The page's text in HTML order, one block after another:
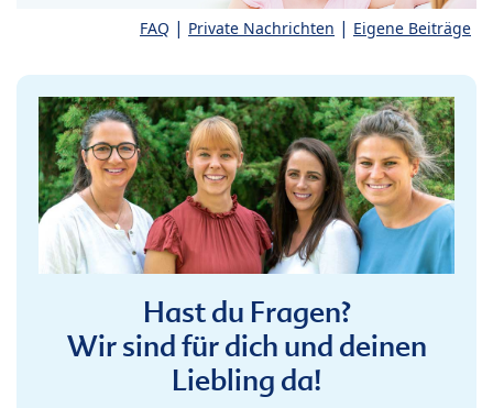
FAQ | Private Nachrichten | Eigene Beiträge
Hast du Fragen?
Wir sind für dich und deinen
Liebling da!